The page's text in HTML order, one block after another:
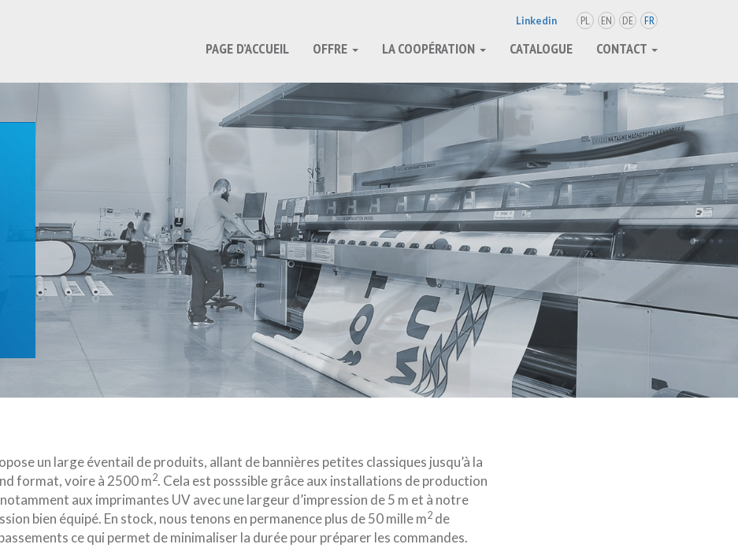
Linkedin PL EN DE FR
PAGE D’ACCUEIL OFFRE LA COOPÉRATION CATALOGUE CONTACT
un large éventail de produits, allant de bannières petites classiques jusqu’à la
format, voire à 2500 m2. Cela est posssible grâce aux installations de production
aux imprimantes UV avec une largeur d’impression de 5 m et à notre
bien équipé. En stock, nous tenons en permanence plus de 50 mille m2 de
ce qui permet de minimaliser la durée pour préparer les commandes.